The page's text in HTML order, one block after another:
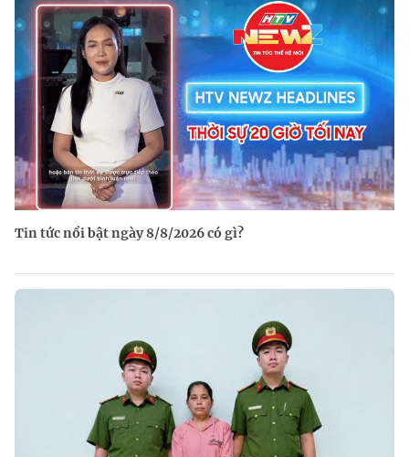
Tin tức nổi bật ngày 8/8/2026 có gì?